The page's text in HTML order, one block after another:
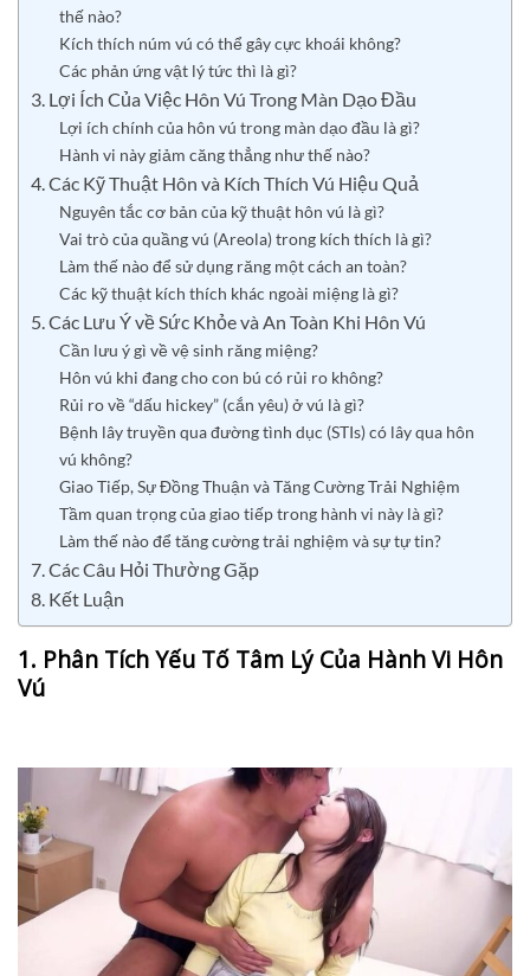
thế nào?
Kích thích núm vú có thể gây cực khoái không?
Các phản ứng vật lý tức thì là gì?
3. Lợi Ích Của Việc Hôn Vú Trong Màn Dạo Đầu
Lợi ích chính của hôn vú trong màn dạo đầu là gì?
Hành vi này giảm căng thẳng như thế nào?
4. Các Kỹ Thuật Hôn và Kích Thích Vú Hiệu Quả
Nguyên tắc cơ bản của kỹ thuật hôn vú là gì?
Vai trò của quầng vú (Areola) trong kích thích là gì?
Làm thế nào để sử dụng răng một cách an toàn?
Các kỹ thuật kích thích khác ngoài miệng là gì?
5. Các Lưu Ý về Sức Khỏe và An Toàn Khi Hôn Vú
Cần lưu ý gì về vệ sinh răng miệng?
Hôn vú khi đang cho con bú có rủi ro không?
Rủi ro về “dấu hickey” (cắn yêu) ở vú là gì?
Bệnh lây truyền qua đường tình dục (STIs) có lây qua hôn
vú không?
Giao Tiếp, Sự Đồng Thuận và Tăng Cường Trải Nghiệm
Tầm quan trọng của giao tiếp trong hành vi này là gì?
Làm thế nào để tăng cường trải nghiệm và sự tự tin?
7. Các Câu Hỏi Thường Gặp
8. Kết Luận
1. Phân Tích Yếu Tố Tâm Lý Của Hành Vi Hôn
Vú